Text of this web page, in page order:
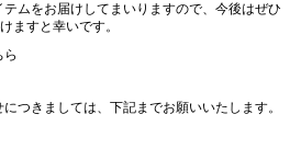
ムをお届けしてまいりますので、今後はぜひ
ますと幸いです。
つきましては、下記までお願いいたします。